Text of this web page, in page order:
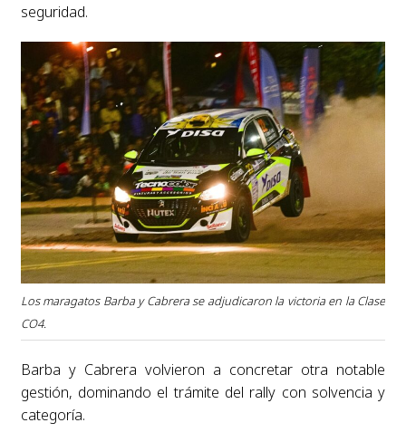
seguridad.
Los maragatos Barba y Cabrera se adjudicaron la victoria en la Clase
CO4.
Barba y Cabrera volvieron a concretar otra notable
gestión, dominando el trámite del rally con solvencia y
categoría.